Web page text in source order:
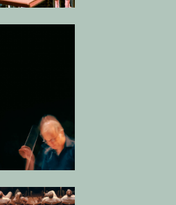
Open afbeelding in popup